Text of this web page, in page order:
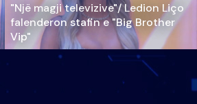
"Një magji televizive"/ Ledion Liço
falenderon stafin e "Big Brother
Vip"